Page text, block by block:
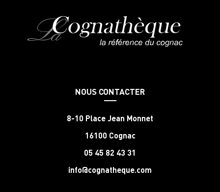
NOUS CONTACTER
8-10 Place Jean Monnet
16100 Cognac
05 45 82 43 31
info@cognatheque.com